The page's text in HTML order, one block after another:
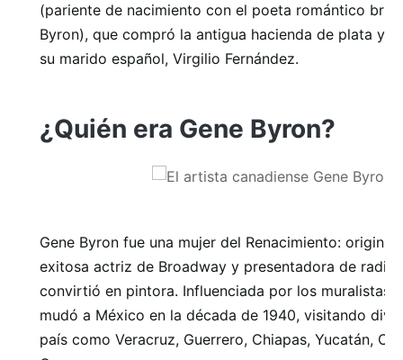
(pariente de nacimiento con el poeta romántico
Byron), que compró la antigua hacienda de plata y
su marido español, Virgilio Fernández.
¿Quién era Gene Byron?
Gene Byron fue una mujer del Renacimiento:
exitosa actriz de Broadway y presentadora de radio,
convirtió en pintora. Influenciada por los muralistas
mudó a México en la década de 1940, visitando
país como Veracruz, Guerrero, Chiapas, Yucatán,